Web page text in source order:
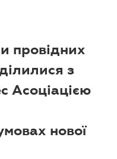
провідних
з
Асоціацією
нової